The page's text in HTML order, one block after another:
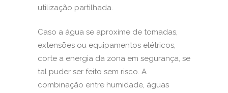
utilização partilhada.
Caso a água se aproxime de tomadas,
extensões ou equipamentos elétricos,
corte a energia da zona em segurança, se
tal puder ser feito sem risco. A
combinação entre humidade, águas